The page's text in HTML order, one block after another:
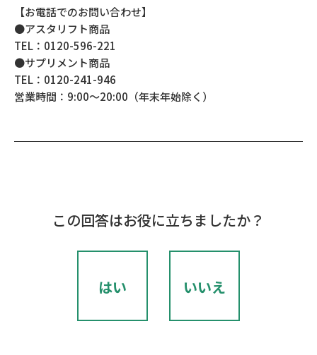
【お電話でのお問い合わせ】
●アスタリフト商品
TEL：0120-596-221
●サプリメント商品
TEL：0120-241-946
営業時間：9:00～20:00（年末年始除く）
この回答はお役に立ちましたか？
はい いいえ